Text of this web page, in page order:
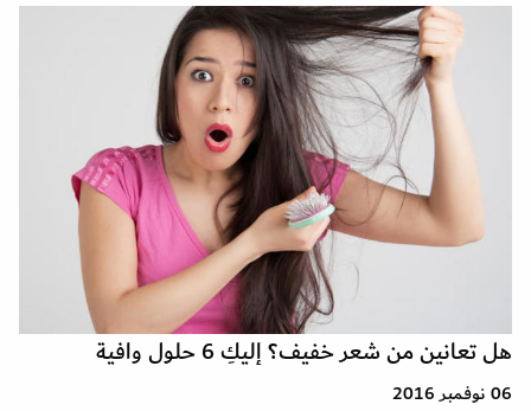
هل تعانين من شعر خفيف؟ إليكِ 6 حلول وافية
06 نوفمبر 2016